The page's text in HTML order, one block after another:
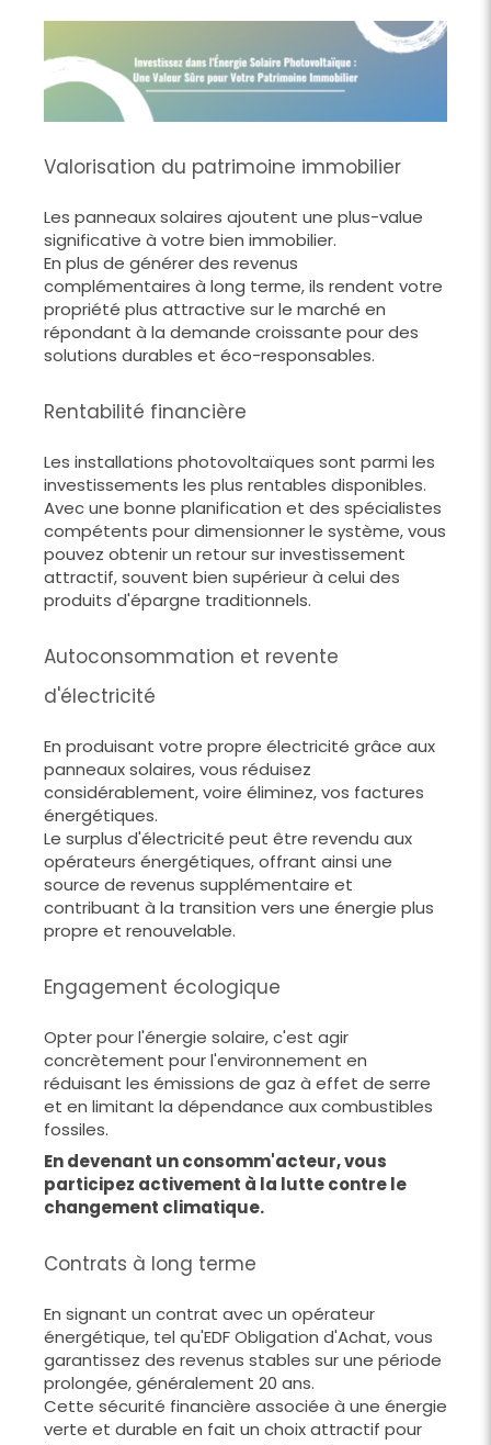
Valorisation du patrimoine immobilier
Les panneaux solaires ajoutent une plus-value
significative à votre bien immobilier.
En plus de générer des revenus
complémentaires à long terme, ils rendent votre
propriété plus attractive sur le marché en
répondant à la demande croissante pour des
solutions durables et éco-responsables.
Rentabilité financière
Les installations photovoltaïques sont parmi les
investissements les plus rentables disponibles.
Avec une bonne planification et des spécialistes
compétents pour dimensionner le système, vous
pouvez obtenir un retour sur investissement
attractif, souvent bien supérieur à celui des
produits d'épargne traditionnels.
Autoconsommation et revente
d'électricité
En produisant votre propre électricité grâce aux
panneaux solaires, vous réduisez
considérablement, voire éliminez, vos factures
énergétiques.
Le surplus d'électricité peut être revendu aux
opérateurs énergétiques, offrant ainsi une
source de revenus supplémentaire et
contribuant à la transition vers une énergie plus
propre et renouvelable.
Engagement écologique
Opter pour l'énergie solaire, c'est agir
concrètement pour l'environnement en
réduisant les émissions de gaz à effet de serre
et en limitant la dépendance aux combustibles
fossiles.
En devenant un consomm'acteur, vous
participez activement à la lutte contre le
changement climatique.
Contrats à long terme
En signant un contrat avec un opérateur
énergétique, tel qu'EDF Obligation d'Achat, vous
garantissez des revenus stables sur une période
prolongée, généralement 20 ans.
Cette sécurité financière associée à une énergie
verte et durable en fait un choix attractif pour